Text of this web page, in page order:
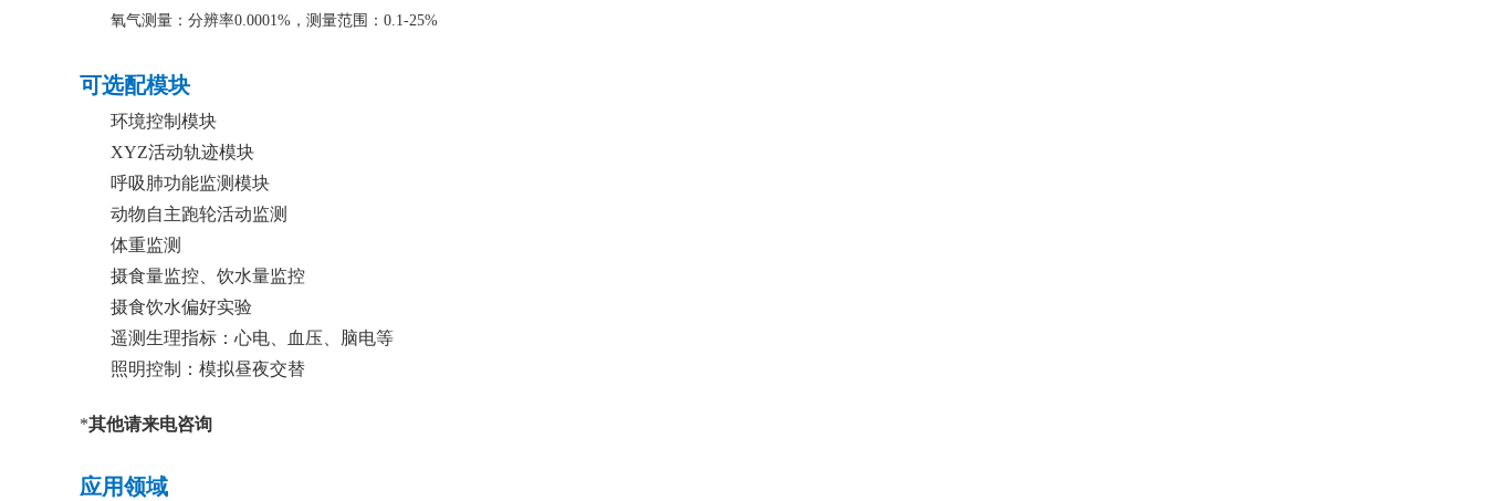
氧气测量：分辨率0.0001%，测量范围：0.1-25%
可选配模块
环境控制模块
XYZ活动轨迹模块
呼吸肺功能监测模块
动物自主跑轮活动监测
体重监测
摄食量监控、饮水量监控
摄食饮水偏好实验
遥测生理指标：心电、血压、脑电等
照明控制：模拟昼夜交替
*其他请来电咨询
应用领域